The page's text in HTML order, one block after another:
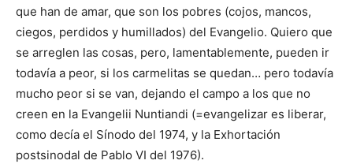
que han de amar, que son los pobres (cojos, mancos,
ciegos, perdidos y humillados) del Evangelio. Quiero que
se arreglen las cosas, pero, lamentablemente, pueden ir
todavía a peor, si los carmelitas se quedan… pero todavía
mucho peor si se van, dejando el campo a los que no
creen en la Evangelii Nuntiandi (=evangelizar es liberar,
como decía el Sínodo del 1974, y la Exhortación
postsinodal de Pablo VI del 1976).